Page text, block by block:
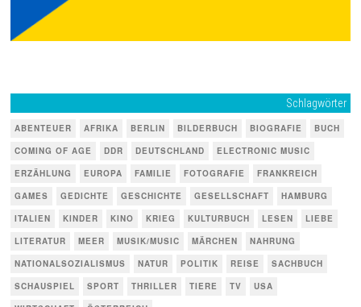
Schlagwörter
ABENTEUER AFRIKA BERLIN BILDERBUCH BIOGRAFIE
BUCH
COMING OF AGE
DDR DEUTSCHLAND
ELECTRONIC MUSIC
ERZÄHLUNG
EUROPA FAMILIE FOTOGRAFIE
FRANKREICH
GAMES
GEDICHTE GESCHICHTE GESELLSCHAFT
HAMBURG
ITALIEN
KINDER KINO KRIEG KULTURBUCH LESEN
LIEBE
LITERATUR
MEER MUSIK/MUSIC MÄRCHEN
NAHRUNG
NATIONALSOZIALISMUS
NATUR POLITIK REISE
SACHBUCH
SCHAUSPIEL
SPORT THRILLER TIERE TV
USA